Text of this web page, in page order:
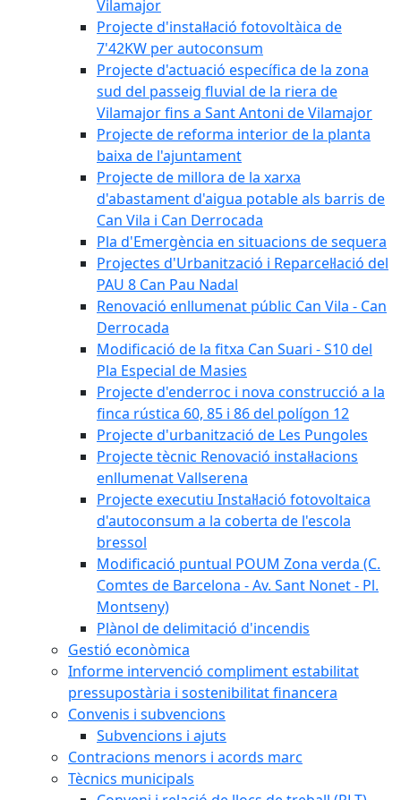
Vilamajor
Projecte d'instal·lació fotovoltàica de
7'42KW per autoconsum
Projecte d'actuació específica de la zona
sud del passeig fluvial de la riera de
Vilamajor fins a Sant Antoni de Vilamajor
Projecte de reforma interior de la planta
baixa de l'ajuntament
Projecte de millora de la xarxa
d'abastament d'aigua potable als barris de
Can Vila i Can Derrocada
Pla d'Emergència en situacions de sequera
Projectes d'Urbanització i Reparcel·lació del
PAU 8 Can Pau Nadal
Renovació enllumenat públic Can Vila - Can
Derrocada
Modificació de la fitxa Can Suari - S10 del
Pla Especial de Masies
Projecte d'enderroc i nova construcció a la
finca rústica 60, 85 i 86 del polígon 12
Projecte d'urbanització de Les Pungoles
Projecte tècnic Renovació instal·lacions
enllumenat Vallserena
Projecte executiu Instal·lació fotovoltaica
d'autoconsum a la coberta de l'escola
bressol
Modificació puntual POUM Zona verda (C.
Comtes de Barcelona - Av. Sant Nonet - Pl.
Montseny)
Plànol de delimitació d'incendis
Gestió econòmica
Informe intervenció compliment estabilitat
pressupostària i sostenibilitat financera
Convenis i subvencions
Subvencions i ajuts
Contracions menors i acords marc
Tècnics municipals